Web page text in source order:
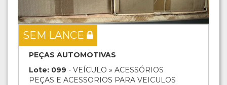
SEM LANCE
PEÇAS AUTOMOTIVAS
Lote: 099 - VEÍCULO » ACESSÓRIOS
PEÇAS E ACESSORIOS PARA VEICULOS